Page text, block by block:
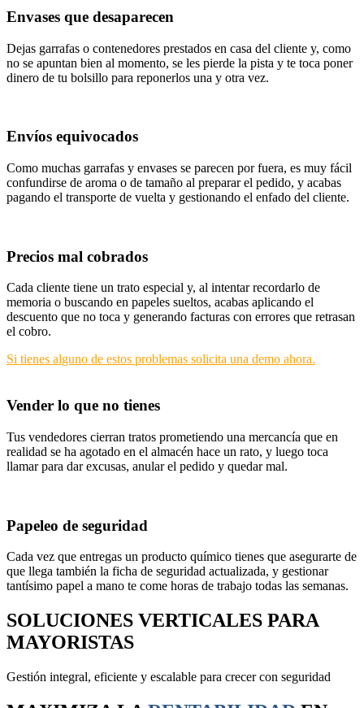
Envases que desaparecen
Dejas garrafas o contenedores prestados en casa del cliente y, como
no se apuntan bien al momento, se les pierde la pista y te toca poner
dinero de tu bolsillo para reponerlos una y otra vez.
Envíos equivocados
Como muchas garrafas y envases se parecen por fuera, es muy fácil
confundirse de aroma o de tamaño al preparar el pedido, y acabas
pagando el transporte de vuelta y gestionando el enfado del cliente.
Precios mal cobrados
Cada cliente tiene un trato especial y, al intentar recordarlo de
memoria o buscando en papeles sueltos, acabas aplicando el
descuento que no toca y generando facturas con errores que retrasan
el cobro.
Si tienes alguno de estos problemas solicita una demo ahora.
Vender lo que no tienes
Tus vendedores cierran tratos prometiendo una mercancía que en
realidad se ha agotado en el almacén hace un rato, y luego toca
llamar para dar excusas, anular el pedido y quedar mal.
Papeleo de seguridad
Cada vez que entregas un producto químico tienes que asegurarte de
que llega también la ficha de seguridad actualizada, y gestionar
tantísimo papel a mano te come horas de trabajo todas las semanas.
SOLUCIONES VERTICALES PARA
MAYORISTAS
Gestión integral, eficiente y escalable para crecer con seguridad